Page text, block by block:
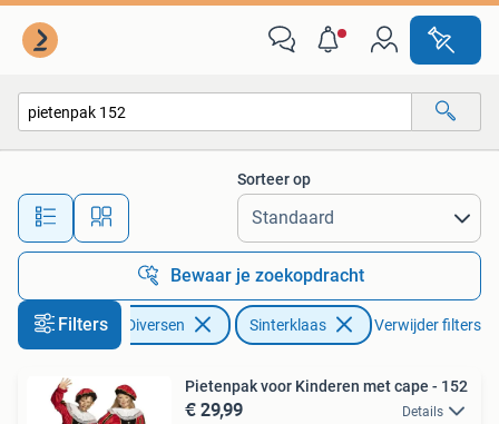
Alle afstanden…
Sorteer op
Bewaar je zoekopdracht
Filters Diversen Sinterklaas Verwijder filters
Pietenpak voor Kinderen met cape - 152
€ 29,99 Details